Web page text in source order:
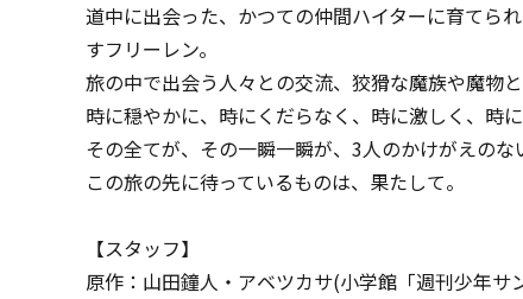
道中に出会った、かつての仲間ハイターに育てら
すフリーレン。
旅の中で出会う人々との交流、狡猾な魔族や魔物と
時に穏やかに、時にくだらなく、時に激しく、時
その全てが、その一瞬一瞬が、3人のかけがえのな
この旅の先に待っているものは、果たして―――。
【スタッフ】
原作：山田鐘人・アベツカサ(小学館「週刊少年サ